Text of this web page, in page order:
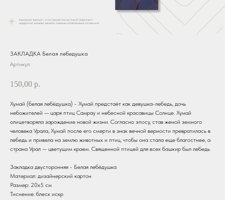
ЗАКЛАДКА Белая лебедушка
Артикул:
150,00 р.
Хумай (белая лебёдушка) - Хумай предстаёт как девушка-лебедь, дочь
небожителей — царя птиц Самрау и небесной красавицы Солнце. Хумай
олицетворяла зарождение новой жизни. Согласно эпосу, став женой земного
человека Урала, Хумай после его смерти в знак вечной верности превратилась в
лебедь и привела на землю животных и птиц, чтобы она стала еще благостнее, а
страна Урал — цветущим краем. Священной птицей для всех башкир был лебедь
Закладка двусторонняя - Белая лебёдушка
Материал: дизайнерский картон
Размер: 20х5 см
Тиснение: блеск искр